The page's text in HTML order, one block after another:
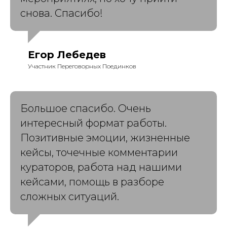
снова. Спасибо!
Егор Лебедев
Участник Переговорных Поединков
Большое спасибо. Очень
интересный формат работы.
Позитивные эмоции, жизненные
кейсы, точечные комментарии
кураторов, работа над нашими
кейсами, помощь в разборе
сложных ситуаций.